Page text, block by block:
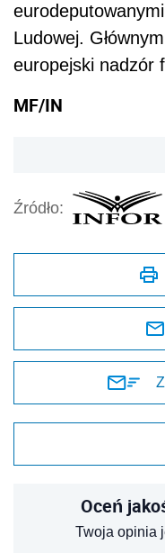
Ludowej.
europejski nadzór
MF/IN
Źródło:
Oceń
Twoja opinia